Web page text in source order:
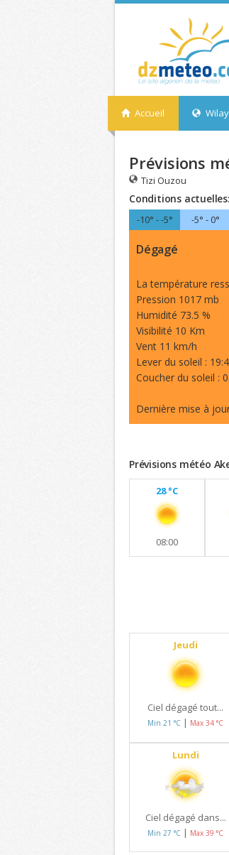
Accueil
Prévisions
Tizi Ouzou
Conditions
-10° - -5° -5° - 0°
Dégagé
La température
Pression 1017 mb
Humidité 73.5 %
Visibilité 10 Km
Vent 11 km/h
Lever du soleil :
Coucher du soleil :
Dernière mise à
Prévisions météo
28 °C
08:00
Jeudi
Ciel dégagé tout...
Min 21 °C | Max 34 °C
Lundi
Ciel dégagé dans...
Min 27 °C | Max 39 °C